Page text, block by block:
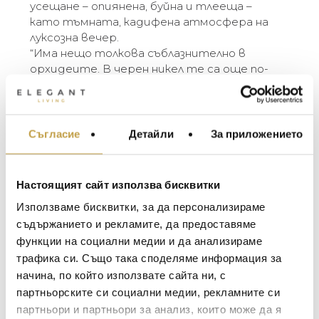
Съгласие Детайли За приложението
Настоящият сайт използва бисквитки
Използваме бисквитки, за да персонализираме
съдържанието и рекламите, да предоставяме
функции на социални медии и да анализираме
трафика си. Също така споделяме информация за
начина, по който използвате сайта ни, с
партньорските си социални медии, рекламните си
партньори и партньори за анализ, които може да я
усещане – опиянена, буйна и тлееща –
като тъмната, кадифена атмосфера на
луксозна вечер.
“Има нещо толкова съблазнително в
орхидеите. В черен никел те са още по-
прекрасни, като жена, облечена в черна
кадифена рокля, носеща се из голямо
над града. Тъмните орхидеи върху метала
The Michael Aram Black Orchid Collection was
inspired by the powerful sensuality of orchids
and the rich ambiance of haute couture –
strikingly simple yet full of the most extreme
detail. The collection has an almost gothic
feeling – opiated, lush, and smoldering – like the
dark, velvety atmosphere of a luxurious evening.
МЕБЕЛИ ЗА ДОМА И
ЗА МАСАТА
ТЕКСТИЛ ЗА ДОМА
АРОМАТИ ЗА ДОМА
ИЗКУСТВО И КНИГИ
BACCARAT
TOM DIXON
MICHAEL ARAM
ASSOULINE